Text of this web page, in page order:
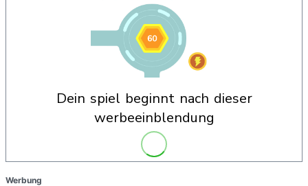
dein spiel beginnt nach dieser
werbeeinblendung
Werbung